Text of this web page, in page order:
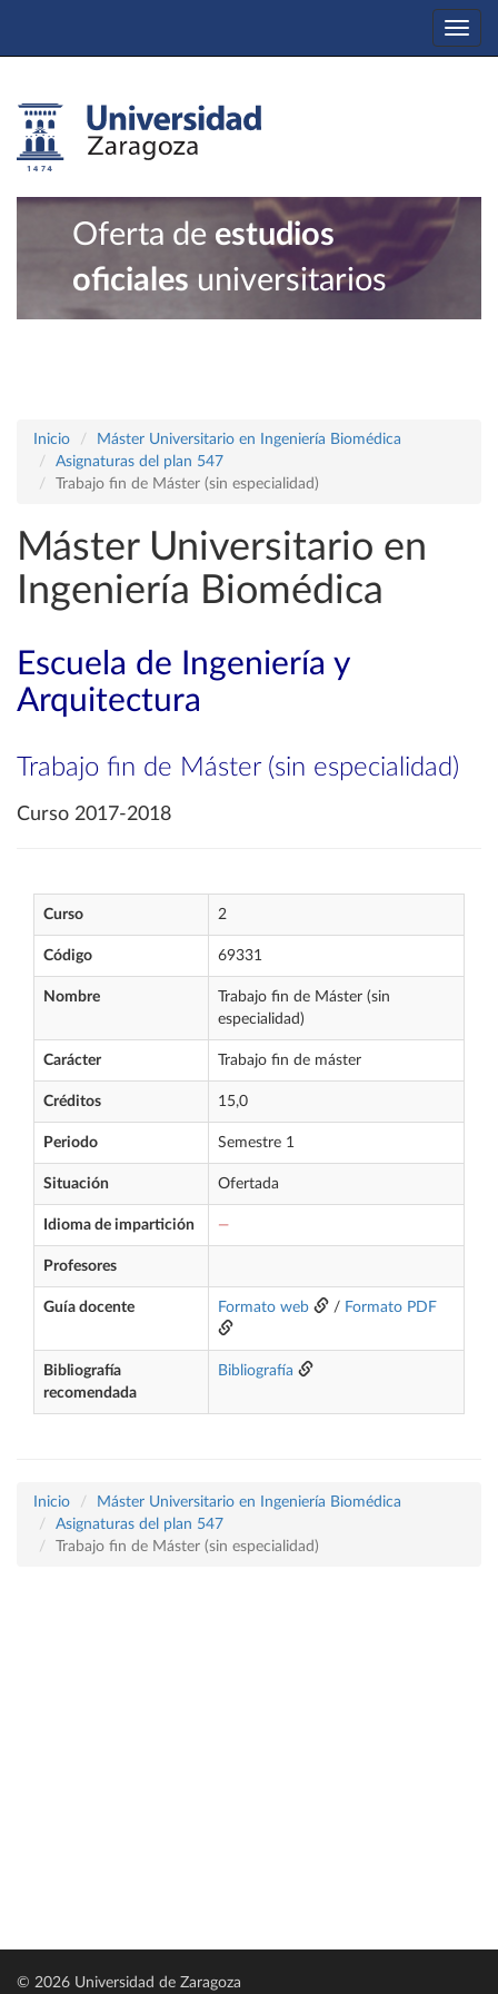
Oferta de estudios
oficiales universitarios
Inicio
Máster Universitario en Ingeniería Biomédica
Asignaturas del plan 547
Trabajo fin de Máster (sin especialidad)
Máster Universitario en
Ingeniería Biomédica
Escuela de Ingeniería y
Arquitectura
Trabajo fin de Máster (sin especialidad)
Curso 2017-2018
Curso 2
Código 69331
Nombre
Trabajo fin de Máster (sin
especialidad)
Carácter Trabajo fin de máster
Créditos 15,0
Periodo Semestre 1
Situación Ofertada
Idioma de impartición —
Profesores
Guía docente Formato web / Formato PDF
Bibliografía
recomendada
Bibliografía
Inicio
Máster Universitario en Ingeniería Biomédica
Asignaturas del plan 547
Trabajo fin de Máster (sin especialidad)
© 2026 Universidad de Zaragoza